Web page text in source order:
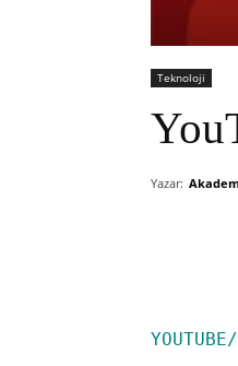
Teknoloji
Yazar:
YOUTUBE/